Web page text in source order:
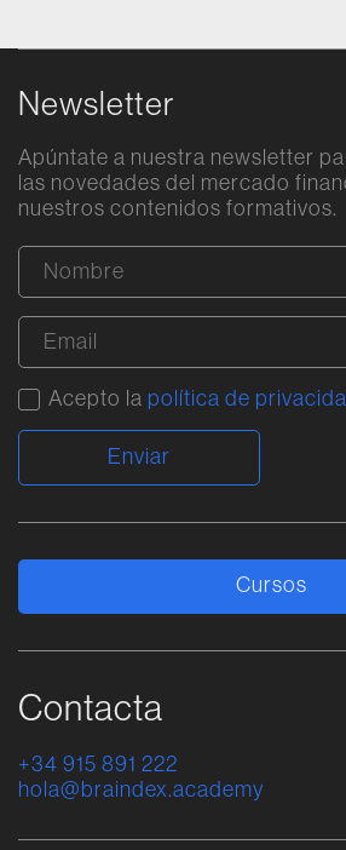
Newsletter
Apúntate a nuestra newsletter
las novedades del mercado
nuestros contenidos formativos.
Acepto la política de
Contacta
+34 915 891 222
hola@braindex.academy
Cursos